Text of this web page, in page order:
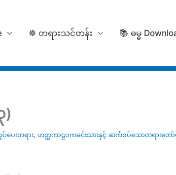
☸️ တရားသင်တန်း 📚 ဓမ္ဓ
)
ပေးတရား, ဟတ္ထကာဠဝကမင်းသားနှင့် ဆက်စပ်သောတရားတော်မ